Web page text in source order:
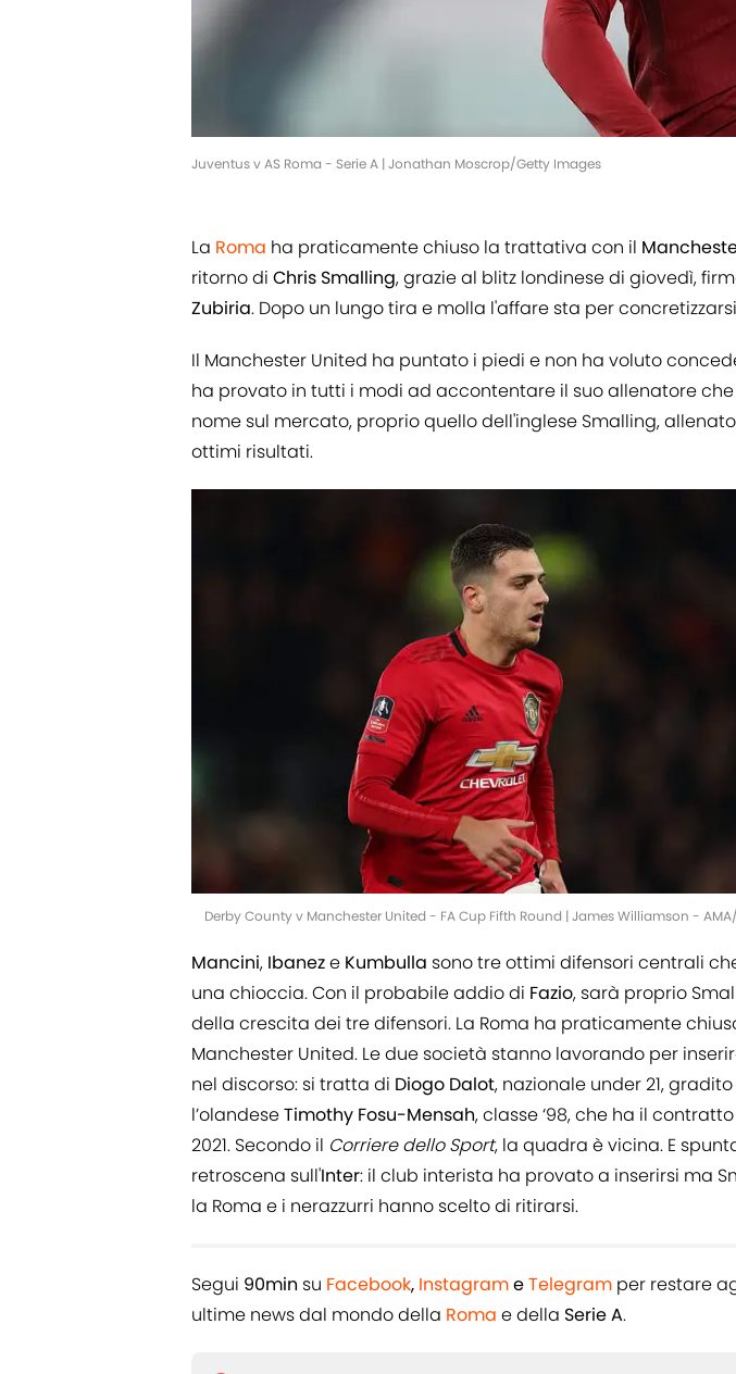
Juventus v AS Roma - Serie A | Jonathan Moscrop/Getty Images
La Roma ha praticamente chiuso la trattativa con il
ritorno di Chris Smalling, grazie al blitz londinese di giovedì,
Zubiria. Dopo un lungo tira e molla l'affare sta per
Il Manchester United ha puntato i piedi e non ha voluto
ha provato in tutti i modi ad accontentare il suo allenatore
nome sul mercato, proprio quello dell'inglese Smalling,
ottimi risultati.
Derby County v Manchester United - FA Cup Fifth Round | James Williamson -
Mancini, Ibaneze Kumbulla sono tre ottimi difensori centrali
una chioccia. Con il probabile addio di Fazio, sarà proprio
della crescita dei tre difensori. La Roma ha praticamente
Manchester United. Le due società stanno lavorando per
nel discorso: si tratta di Diogo Dalot, nazionale under 21,
l’olandeseTimothy Fosu-Mensah, classe ‘98, che ha il
2021. Secondo il Corriere dello Sport, la quadra è vicina. E
retroscena sull'Inter: il club interista ha provato a inserirsi ma
la Roma e i nerazzurri hanno scelto di ritirarsi.
Segui 90min su Facebook, InstagrameTelegram per restare
ultime news dal mondo della Roma e della Serie A.